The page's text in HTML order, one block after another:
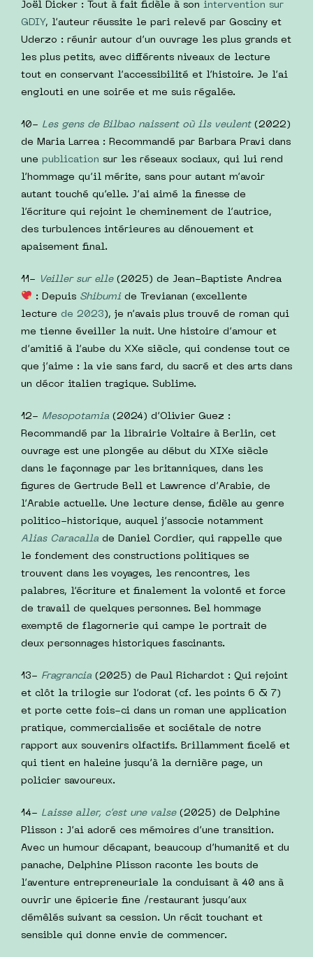
Joël Dicker : Tout à fait fidèle à son intervention sur
GDIY, l’auteur réussite le pari relevé par Gosciny et
Uderzo : réunir autour d’un ouvrage les plus grands et
les plus petits, avec différents niveaux de lecture
tout en conservant l’accessibilité et l’histoire. Je l’ai
englouti en une soirée et me suis régalée.
10- Les gens de Bilbao naissent où ils veulent(2022)
de Maria Larrea : Recommandé par Barbara Pravi dans
une publication sur les réseaux sociaux, qui lui rend
l’hommage qu’il mérite, sans pour autant m’avoir
autant touché qu’elle. J’ai aimé la finesse de
l’écriture qui rejoint le cheminement de l’autrice,
des turbulences intérieures au dénouement et
apaisement final.
11- Veiller sur elle(2025) de Jean-Baptiste Andrea
: Depuis Shibumide Trevianan (excellente
lecture de 2023), je n’avais plus trouvé de roman qui
me tienne éveiller la nuit. Une histoire d’amour et
d’amitié à l’aube du XXe siècle, qui condense tout ce
que j’aime : la vie sans fard, du sacré et des arts dans
un décor italien tragique. Sublime.
12- Mesopotamia (2024) d’Olivier Guez :
Recommandé par la librairie Voltaire à Berlin, cet
ouvrage est une plongée au début du XIXe siècle
dans le façonnage par les britanniques, dans les
figures de Gertrude Bell et Lawrence d’Arabie, de
l’Arabie actuelle. Une lecture dense, fidèle au genre
politico-historique, auquel j’associe notamment
Alias Caracalla de Daniel Cordier, qui rappelle que
le fondement des constructions politiques se
trouvent dans les voyages, les rencontres, les
palabres, l’écriture et finalement la volonté et force
de travail de quelques personnes. Bel hommage
exempté de flagornerie qui campe le portrait de
deux personnages historiques fascinants.
13- Fragrancia (2025) de Paul Richardot : Qui rejoint
et clôt la trilogie sur l’odorat (cf. les points 6 & 7)
et porte cette fois-ci dans un roman une application
pratique, commercialisée et sociétale de notre
rapport aux souvenirs olfactifs. Brillamment ficelé et
qui tient en haleine jusqu’à la dernière page, un
policier savoureux.
14- Laisse aller, c’est une valse(2025) de Delphine
Plisson : J’ai adoré ces mémoires d’une transition.
Avec un humour décapant, beaucoup d’humanité et du
panache, Delphine Plisson raconte les bouts de
l’aventure entrepreneuriale la conduisant à 40 ans à
ouvrir une épicerie fine /restaurant jusqu’aux
démêlés suivant sa cession. Un récit touchant et
sensible qui donne envie de commencer.